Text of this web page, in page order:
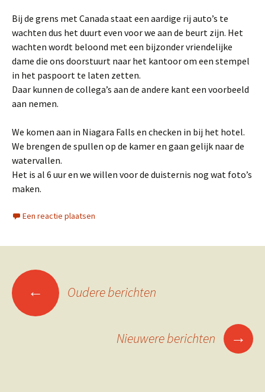
Bij de grens met Canada staat een aardige rij auto’s te
wachten dus het duurt even voor we aan de beurt zijn. Het
wachten wordt beloond met een bijzonder vriendelijke
dame die ons doorstuurt naar het kantoor om een stempel
in het paspoort te laten zetten.
Daar kunnen de collega’s aan de andere kant een voorbeeld
aan nemen.
We komen aan in Niagara Falls en checken in bij het hotel.
We brengen de spullen op de kamer en gaan gelijk naar de
watervallen.
Het is al 6 uur en we willen voor de duisternis nog wat foto’s
maken.
Een reactie plaatsen
Berichtennavigatie
← Oudere berichten
Nieuwere berichten →